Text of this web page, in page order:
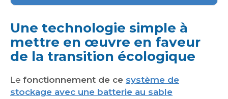
Une technologie simple à
mettre en œuvre en faveur
de la transition écologique
Le fonctionnement de ce système de
stockage avec une batterie au sable